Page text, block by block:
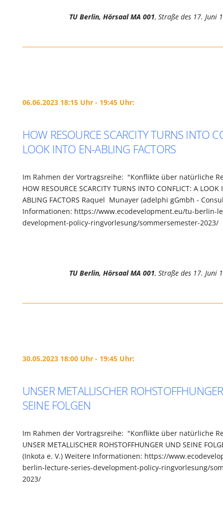
TU Berlin, Hörsaal MA 001, Straße des 17. Juni
06.06.2023 18:15 Uhr - 19:45 Uhr:
HOW RESOURCE SCARCITY TURNS INTO
LOOK INTO EN-ABLING FACTORS
Im Rahmen der Vortragsreihe: "Konflikte über natürliche
HOW RESOURCE SCARCITY TURNS INTO CONFLICT: A LOOK
ABLING FACTORS Raquel Munayer (adelphi gGmbh -
Informationen: https://www.ecodevelopment.eu/tu-berlin-
development-policy-ringvorlesung/sommersemester-2023/
TU Berlin, Hörsaal MA 001, Straße des 17. Juni
30.05.2023 18:00 Uhr - 19:45 Uhr:
UNSER METALLISCHER
SEINE FOLGEN
Im Rahmen der Vortragsreihe: "Konflikte über natürliche
UNSER METALLISCHER ROHSTOFFHUNGER UND SEINE
(Inkota e. V.) Weitere Informationen: https://
berlin-lecture-series-development-policy-ringvorlesung/
2023/